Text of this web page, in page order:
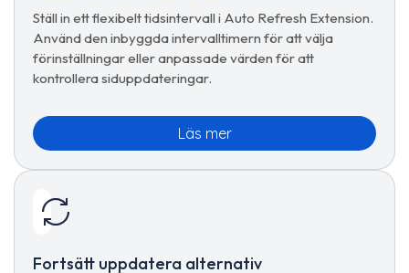
Ställ in ett flexibelt tidsintervall i Auto Refresh Extension.
Använd den inbyggda intervalltimern för att välja
förinställningar eller anpassade värden för att
kontrollera siduppdateringar.
Läs mer
Fortsätt uppdatera alternativ